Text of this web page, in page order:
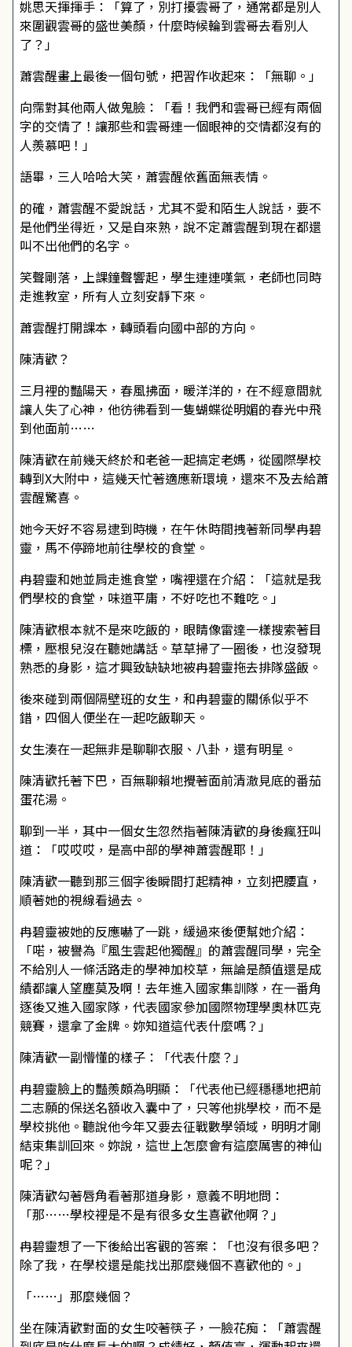
姚思天揮揮手：「算了，別打擾雲哥了，通常都是別人
來圍觀雲哥的盛世美顏，什麼時候輪到雲哥去看別人
了？」
蕭雲醒畫上最後一個句號，把習作收起來：「無聊。」
向霈對其他兩人做鬼臉：「看！我們和雲哥已經有兩個
字的交情了！讓那些和雲哥連一個眼神的交情都沒有的
人羨慕吧！」
語畢，三人哈哈大笑，蕭雲醒依舊面無表情。
的確，蕭雲醒不愛說話，尤其不愛和陌生人說話，要不
是他們坐得近，又是自來熟，說不定蕭雲醒到現在都還
叫不出他們的名字。
笑聲剛落，上課鐘聲響起，學生連連嘆氣，老師也同時
走進教室，所有人立刻安靜下來。
蕭雲醒打開課本，轉頭看向國中部的方向。
陳清歡？
三月裡的豔陽天，春風拂面，暖洋洋的，在不經意間就
讓人失了心神，他彷彿看到一隻蝴蝶從明媚的春光中飛
到他面前……
陳清歡在前幾天終於和老爸一起搞定老媽，從國際學校
轉到X大附中，這幾天忙著適應新環境，還來不及去給蕭
雲醒驚喜。
她今天好不容易逮到時機，在午休時間拽著新同學冉碧
靈，馬不停蹄地前往學校的食堂。
冉碧靈和她並肩走進食堂，嘴裡還在介紹：「這就是我
們學校的食堂，味道平庸，不好吃也不難吃。」
陳清歡根本就不是來吃飯的，眼睛像雷達一樣搜索著目
標，壓根兒沒在聽她講話。草草掃了一圈後，也沒發現
熟悉的身影，這才興致缺缺地被冉碧靈拖去排隊盛飯。
後來碰到兩個隔壁班的女生，和冉碧靈的關係似乎不
錯，四個人便坐在一起吃飯聊天。
女生湊在一起無非是聊聊衣服、八卦，還有明星。
陳清歡托著下巴，百無聊賴地攪著面前清澈見底的番茄
蛋花湯。
聊到一半，其中一個女生忽然指著陳清歡的身後瘋狂叫
道：「哎哎哎，是高中部的學神蕭雲醒耶！」
陳清歡一聽到那三個字後瞬間打起精神，立刻把腰直，
順著她的視線看過去。
冉碧靈被她的反應嚇了一跳，緩過來後便幫她介紹：
「喏，被譽為『風生雲起他獨醒』的蕭雲醒同學，完全
不給別人一條活路走的學神加校草，無論是顏值還是成
績都讓人望塵莫及啊！去年進入國家集訓隊，在一番角
逐後又進入國家隊，代表國家參加國際物理學奧林匹克
競賽，還拿了金牌。妳知道這代表什麼嗎？」
陳清歡一副懵懂的樣子：「代表什麼？」
冉碧靈臉上的豔羨頗為明顯：「代表他已經穩穩地把前
二志願的保送名額收入囊中了，只等他挑學校，而不是
學校挑他。聽說他今年又要去征戰數學領域，明明才剛
結束集訓回來。妳說，這世上怎麼會有這麼厲害的神仙
呢？」
陳清歡勾著唇角看著那道身影，意義不明地問：
「那……學校裡是不是有很多女生喜歡他啊？」
冉碧靈想了一下後給出客觀的答案：「也沒有很多吧？
除了我，在學校還是能找出那麼幾個不喜歡他的。」
「……」那麼幾個？
坐在陳清歡對面的女生咬著筷子，一臉花痴：「蕭雲醒